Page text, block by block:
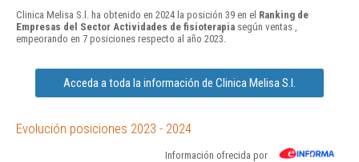
Clinica Melisa S.l. ha obtenido en 2024 la posición 39 en el Ranking de
Empresas del Sector Actividades de fisioterapia según ventas ,
empeorando en 7 posiciones respecto al año 2023.
Acceda a toda la información de Clinica Melisa S.l.
Evolución posiciones 2023 - 2024
Información ofrecida por